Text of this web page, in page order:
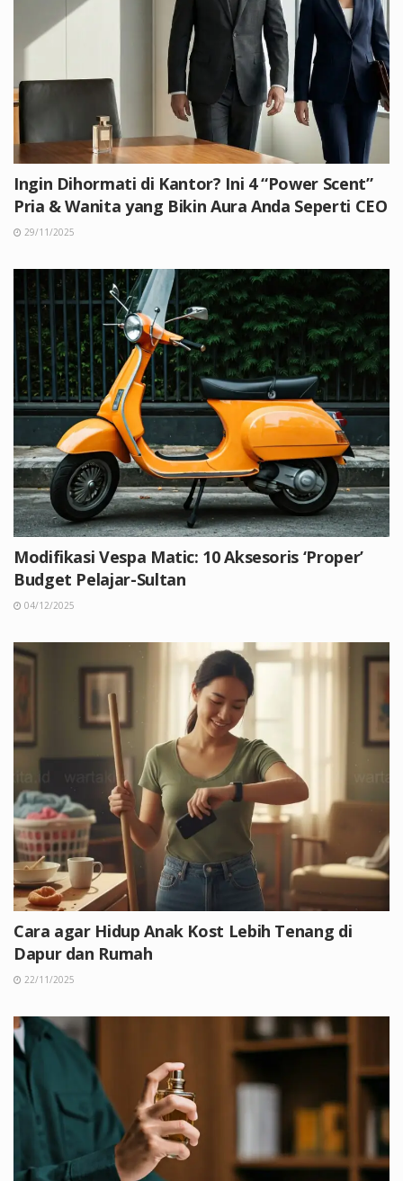
Ingin Dihormati di Kantor? Ini 4 “Power Scent”
Pria & Wanita yang Bikin Aura Anda Seperti CEO
29/11/2025
Modifikasi Vespa Matic: 10 Aksesoris ‘Proper’
Budget Pelajar-Sultan
04/12/2025
Cara agar Hidup Anak Kost Lebih Tenang di
Dapur dan Rumah
22/11/2025